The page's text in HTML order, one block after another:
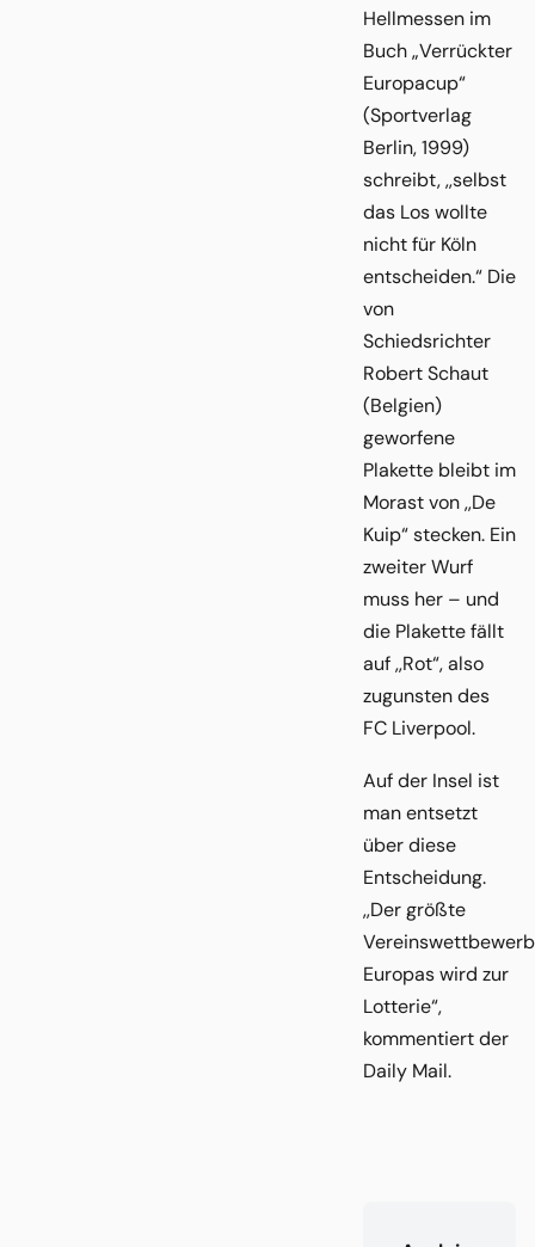
Hellmessen im
Buch „Verrückter
Europacup“
(Sportverlag
Berlin, 1999)
schreibt, ,,selbst
das Los wollte
nicht für Köln
entscheiden.“ Die
von
Schiedsrichter
Robert Schaut
(Belgien)
geworfene
Plakette bleibt im
Morast von ,,De
Kuip“ stecken. Ein
zweiter Wurf
muss her – und
die Plakette fällt
auf ,,Rot“, also
zugunsten des
FC Liverpool.
Auf der Insel ist
man entsetzt
über diese
Entscheidung.
,,Der größte
Vereinswettbewerb
Europas wird zur
Lotterie“,
kommentiert der
Daily Mail.